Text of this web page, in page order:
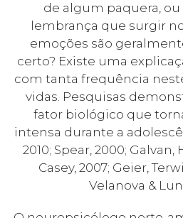
de algum paquera,
lembrança que surgir
emoções são
certo? Existe uma
com tanta frequência
vidas. Pesquisas
fator biológico que
intensa durante a
2010; Spear, 2000; Galvan,
Casey, 2007; Geier,
Velanova &